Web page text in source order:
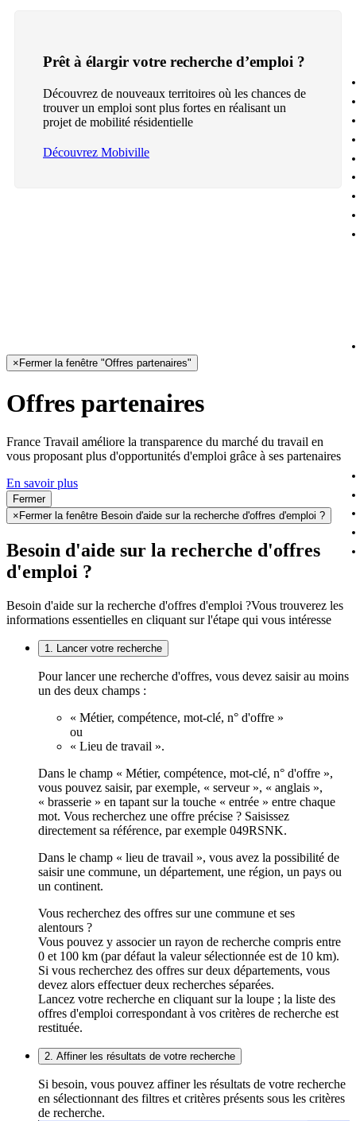
Prêt à élargir votre recherche d’emploi ?
Découvrez de nouveaux territoires où les chances de
trouver un emploi sont plus fortes en réalisant un
projet de mobilité résidentielle
Découvrez Mobiville
× Fermer la fenêtre "Offres partenaires"
Offres partenaires
France Travail améliore la transparence du marché du travail en
vous proposant plus d'opportunités d'emploi grâce à ses partenaires
En savoir plus
Fermer
× Fermer la fenêtre Besoin d'aide sur la recherche d'offres d'emploi ?
Besoin d'aide sur la recherche d'offres
d'emploi ?
Besoin d'aide sur la recherche d'offres d'emploi ?Vous trouverez les
informations essentielles en cliquant sur l'étape qui vous intéresse
1. Lancer votre recherche
Pour lancer une recherche d'offres, vous devez saisir au moins
un des deux champs :
« Métier, compétence, mot-clé, n° d'offre »
ou
« Lieu de travail ».
Dans le champ « Métier, compétence, mot-clé, n° d'offre »,
vous pouvez saisir, par exemple, « serveur », « anglais »,
« brasserie » en tapant sur la touche « entrée » entre chaque
mot. Vous recherchez une offre précise ? Saisissez
directement sa référence, par exemple 049RSNK.
Dans le champ « lieu de travail », vous avez la possibilité de
saisir une commune, un département, une région, un pays ou
un continent.
Vous recherchez des offres sur une commune et ses
alentours ?
Vous pouvez y associer un rayon de recherche compris entre
0 et 100 km (par défaut la valeur sélectionnée est de 10 km).
Si vous recherchez des offres sur deux départements, vous
devez alors effectuer deux recherches séparées.
Lancez votre recherche en cliquant sur la loupe ; la liste des
offres d'emploi correspondant à vos critères de recherche est
restituée.
2. Affiner les résultats de votre recherche
Si besoin, vous pouvez affiner les résultats de votre recherche
en sélectionnant des filtres et critères présents sous les critères
de recherche.